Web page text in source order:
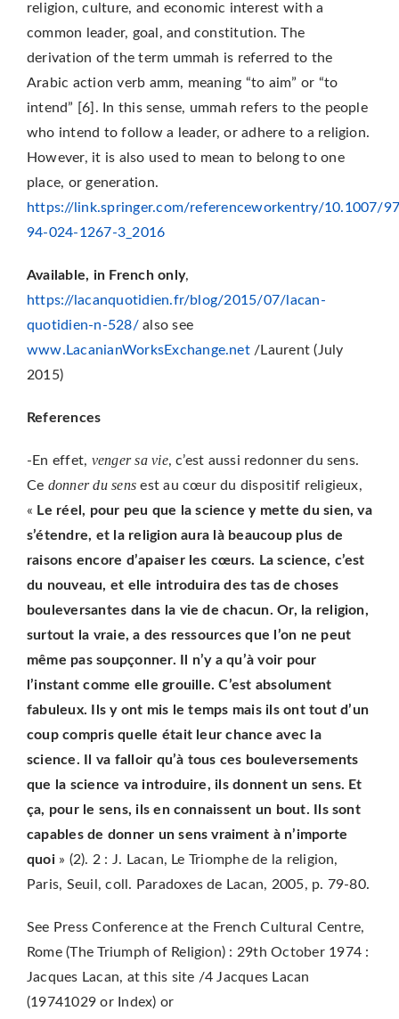
religion, culture, and economic interest with a
common leader, goal, and constitution. The
derivation of the term ummah is referred to the
Arabic action verb amm, meaning “to aim” or “to
intend” [6]. In this sense, ummah refers to the people
who intend to follow a leader, or adhere to a religion.
However, it is also used to mean to belong to one
place, or generation.
https://link.springer.com/referenceworkentry/10.1007/
94-024-1267-3_2016
Available, in French only,
https://lacanquotidien.fr/blog/2015/07/lacan-
quotidien-n-528/also see
www.LacanianWorksExchange.net/Laurent (July
2015)
References
-En effet, venger sa vie, c’est aussi redonner du sens.
Ce donner du sensest au cœur du dispositif religieux,
« Le réel, pour peu que la science y mette du sien, va
s’étendre, et la religion aura là beaucoup plus de
raisons encore d’apaiser les cœurs. La science, c’est
du nouveau, et elle introduira des tas de choses
bouleversantes dans la vie de chacun. Or, la religion,
surtout la vraie, a des ressources que l’on ne peut
même pas soupçonner. Il n’y a qu’à voir pour
l’instant comme elle grouille. C’est absolument
fabuleux. Ils y ont mis le temps mais ils ont tout d’un
coup compris quelle était leur chance avec la
science. Il va falloir qu’à tous ces bouleversements
que la science va introduire, ils donnent un sens. Et
ça, pour le sens, ils en connaissent un bout. Ils sont
capables de donner un sens vraiment à n’importe
quoi» (2). 2 : J. Lacan, Le Triomphe de la religion,
Paris, Seuil, coll. Paradoxes de Lacan, 2005, p. 79-80.
See Press Conference at the French Cultural Centre,
Rome (The Triumph of Religion) : 29th October 1974 :
Jacques Lacan, at this site /4 Jacques Lacan
(19741029 or Index) or